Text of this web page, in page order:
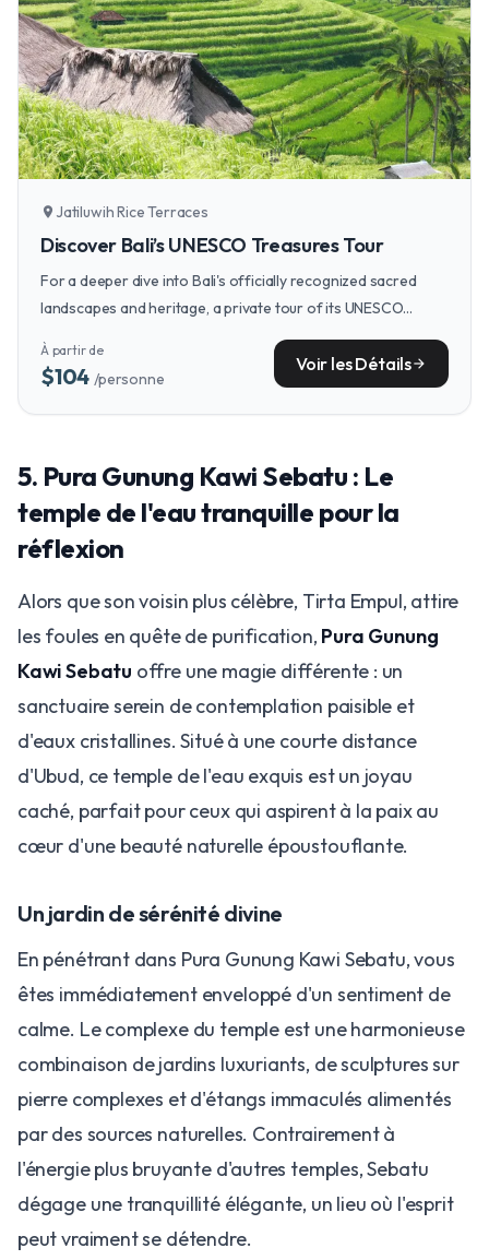
location_on Jatiluwih Rice Terraces
Discover Bali’s UNESCO Treasures Tour
For a deeper dive into Bali's officially recognized sacred
landscapes and heritage, a private tour of its UNESCO
Treasures, including the serene Jatiluwih Rice Terraces,
offers a curated journey into the island's soul.
À partir de
$104 /personne
Voir les Détailsarrow_forward
​5. Pura Gunung Kawi Sebatu : Le
temple de l'eau tranquille pour la
réflexion
​Alors que son voisin plus célèbre, Tirta Empul, attire
les foules en quête de purification, Pura Gunung
Kawi Sebatu offre une magie différente : un
sanctuaire serein de contemplation paisible et
d'eaux cristallines. Situé à une courte distance
d'Ubud, ce temple de l'eau exquis est un joyau
caché, parfait pour ceux qui aspirent à la paix au
cœur d'une beauté naturelle époustouflante.
​Un jardin de sérénité divine
​En pénétrant dans Pura Gunung Kawi Sebatu, vous
êtes immédiatement enveloppé d'un sentiment de
calme. Le complexe du temple est une harmonieuse
combinaison de jardins luxuriants, de sculptures sur
pierre complexes et d'étangs immaculés alimentés
par des sources naturelles. Contrairement à
l'énergie plus bruyante d'autres temples, Sebatu
dégage une tranquillité élégante, un lieu où l'esprit
peut vraiment se détendre.